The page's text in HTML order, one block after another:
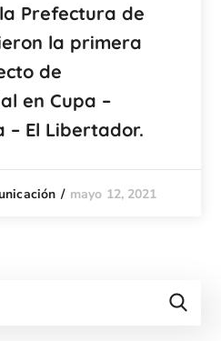
Prefectura de
la primera
de
en Cupa –
– El Libertador.
mayo 12, 2021